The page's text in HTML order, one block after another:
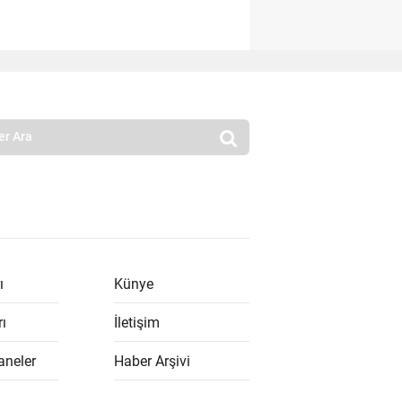
Künye
İletişim
Haber Arşivi